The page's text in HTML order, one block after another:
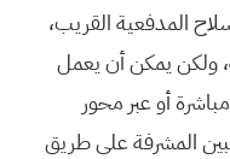
المدفعية القريب،
ولكن يمكن أن يعمل
أو عبر محور
المشرفة على طريق